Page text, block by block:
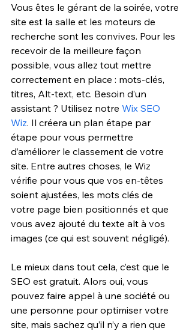
Vous êtes le gérant de la soirée, votre
site est la salle et les moteurs de
recherche sont les convives. Pour les
recevoir de la meilleure façon
possible, vous allez tout mettre
correctement en place : mots-clés,
titres, Alt-text, etc. Besoin d’un
assistant ? Utilisez notre Wix SEO
Wiz. Il créera un plan étape par
étape pour vous permettre
d’améliorer le classement de votre
site. Entre autres choses, le Wiz
vérifie pour vous que vos en-têtes
soient ajustées, les mots clés de
votre page bien positionnés et que
vous avez ajouté du texte alt à vos
images (ce qui est souvent négligé).
Le mieux dans tout cela, c’est que le
SEO est gratuit. Alors oui, vous
pouvez faire appel à une société ou
une personne pour optimiser votre
site, mais sachez qu’il n’y a rien que